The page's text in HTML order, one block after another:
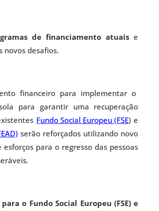
de financiamento atuais e
novos desafios.
financeiro para implementar o
para garantir uma recuperação
Fundo Social Europeu (FSE) e
serão reforçados utilizando novo
para o regresso das pessoas
o Fundo Social Europeu (FSE) e